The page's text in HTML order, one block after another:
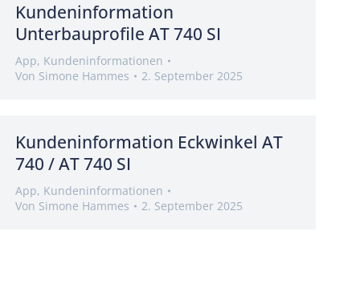
Kundeninformation
Unterbauprofile AT 740 SI
App, Kundeninformationen
Von Simone Hammes 2. September 2025
Kundeninformation Eckwinkel AT
740 / AT 740 SI
App, Kundeninformationen
Von Simone Hammes 2. September 2025